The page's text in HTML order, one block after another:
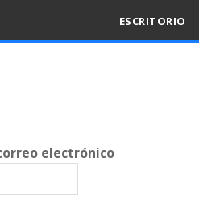
ESCRITORIO
electrónico